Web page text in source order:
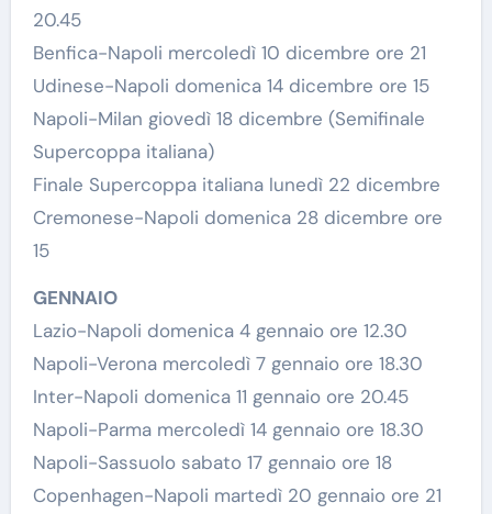
20.45
Benfica-Napoli mercoledì 10 dicembre ore 21
Udinese-Napoli domenica 14 dicembre ore 15
Napoli-Milan giovedì 18 dicembre (Semifinale
Supercoppa italiana)
Finale Supercoppa italiana lunedì 22 dicembre
Cremonese-Napoli domenica 28 dicembre ore
15
GENNAIO
Lazio-Napoli domenica 4 gennaio ore 12.30
Napoli-Verona mercoledì 7 gennaio ore 18.30
Inter-Napoli domenica 11 gennaio ore 20.45
Napoli-Parma mercoledì 14 gennaio ore 18.30
Napoli-Sassuolo sabato 17 gennaio ore 18
Copenhagen-Napoli martedì 20 gennaio ore 21